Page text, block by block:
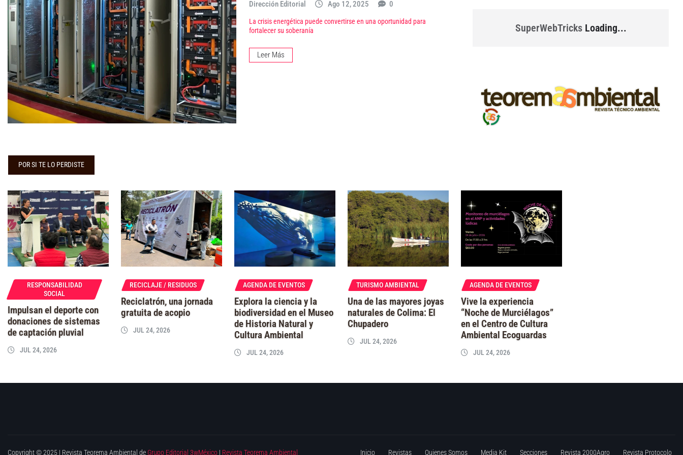
Dirección Editorial Ago 12, 2025 0
La crisis energética puede convertirse en una oportunidad para
fortalecer su soberanía
Leer Más
SuperWebTricksLoading...
POR SI TE LO PERDISTE
RESPONSABILIDAD
SOCIAL
Impulsan el deporte con
donaciones de sistemas
de captación pluvial
JUL 24, 2026
RECICLAJE / RESIDUOS
Reciclatrón, una jornada
gratuita de acopio
JUL 24, 2026
AGENDA DE EVENTOS
Explora la ciencia y la
biodiversidad en el Museo
de Historia Natural y
Cultura Ambiental
JUL 24, 2026
TURISMO AMBIENTAL
Una de las mayores joyas
naturales de Colima: El
Chupadero
JUL 24, 2026
AGENDA DE EVENTOS
Vive la experiencia
“Noche de Murciélagos”
en el Centro de Cultura
Ambiental Ecoguardas
JUL 24, 2026
Copyright © 2025 | Revista Teorema Ambiental de Grupo Editorial 3wMéxico | Revista Teorema Ambiental Inicio Revistas Quienes Somos Media Kit Secciones Revista 2000Agro Revista Protocolo